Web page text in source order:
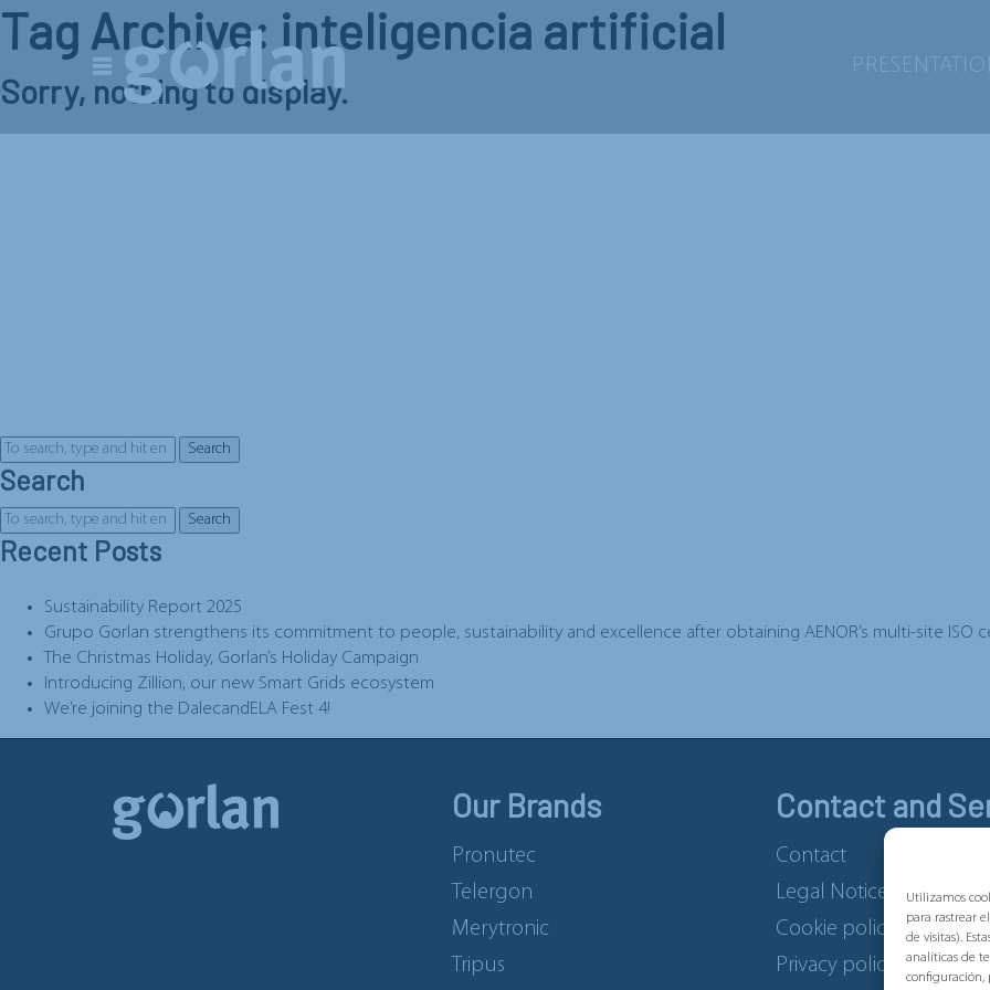
Utilizamos
para rastrear
de visitas).
analíticas de
configuración,
Tag Archive: inteligencia artificial
Sorry, nothing to display.
Search
Search
Search
Recent Posts
Sustainability Report 2025
Grupo Gorlan strengthens its commitment to people, sustainability and excellence after obtaining AENOR’s multi-site ISO
The Christmas Holiday, Gorlan’s Holiday Campaign
Introducing Zillion, our new Smart Grids ecosystem
We’re joining the DalecandELA Fest 4!
Our Brands
Pronutec
Telergon
Merytronic
Tripus
Contact and
Contact
Legal Notice
Cookie policy
Privacy policy